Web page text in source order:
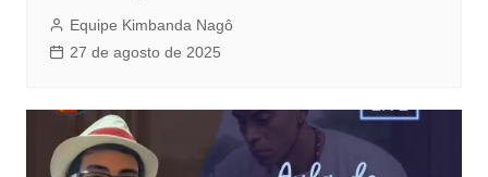
Equipe Kimbanda Nagô
27 de agosto de 2025